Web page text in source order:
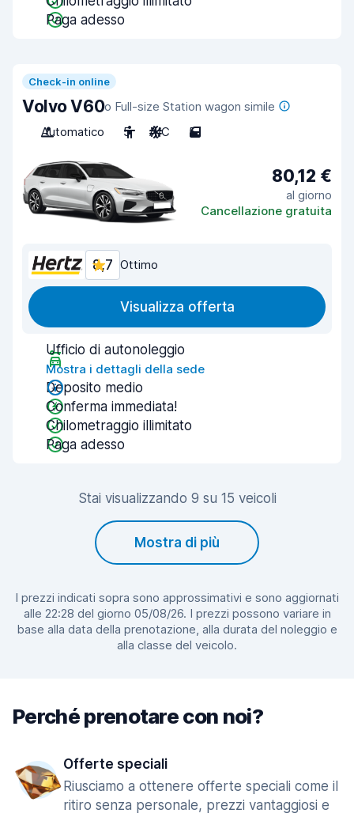
Paga adesso
Check-in online
Volvo V60o Full-size Station wagon simile
Automatico
5 A/C 5
80,12 €
al giorno
Cancellazione gratuita
8,7 Ottimo
Visualizza offerta
Ufficio di autonoleggio
Mostra i dettagli della sede
Deposito medio
Conferma immediata!
Chilometraggio illimitato
Paga adesso
Stai visualizzando 9 su 15 veicoli
Mostra di più
I prezzi indicati sopra sono approssimativi e sono aggiornati
alle 22:28 del giorno 05/08/26. I prezzi possono variare in
base alla data della prenotazione, alla durata del noleggio e
alla classe del veicolo.
Perché prenotare con noi?
Offerte speciali
Riusciamo a ottenere offerte speciali come il
ritiro senza personale, prezzi vantaggiosi e